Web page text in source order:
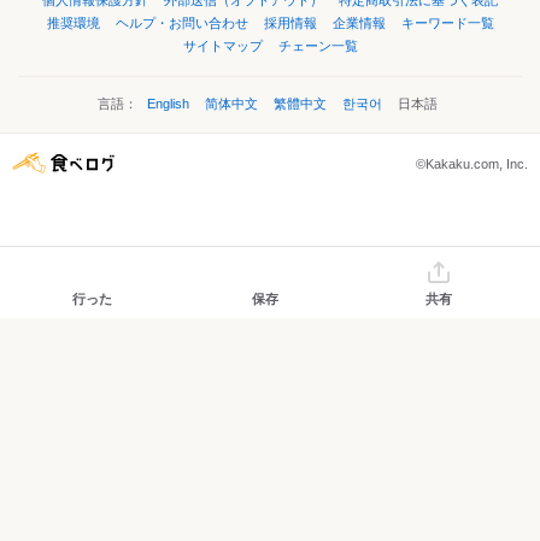
推奨環境
ヘルプ・お問い合わせ 採用情報 企業情報
キーワード一覧
サイトマップ
チェーン一覧
言語： English 简体中文 繁體中文 한국어 日本語
©Kakaku.com, Inc.
行った 保存 共有